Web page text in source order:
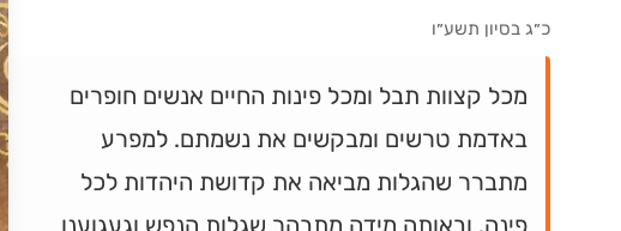
כ״ג בסיון תשע״ו
מכל קצוות תבל ומכל פינות החיים אנשים חופרים
באדמת טרשים ומבקשים את נשמתם. למפרע
מתברר שהגלות מביאה את קדושת היהדות לכל
פינה. ובאותה מידה מתבהר שגלות הנפש וגעגוענו